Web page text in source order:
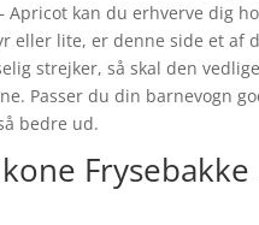
Apricot kan du erhverve dig
eller lite, er denne side et af
strejker, så skal den
Passer du din barnevogn
bedre ud.